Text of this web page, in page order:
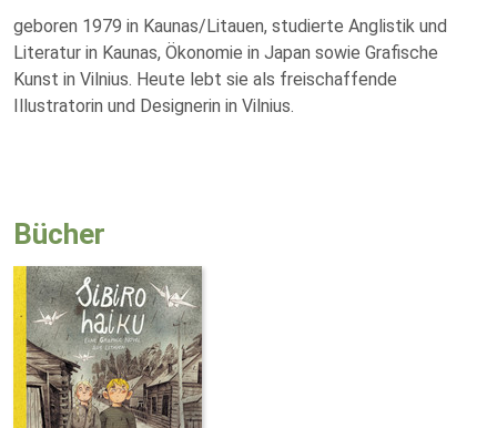
geboren 1979 in Kaunas/Litauen, studierte Anglistik und
Literatur in Kaunas, Ökonomie in Japan sowie Grafische
Kunst in Vilnius. Heute lebt sie als freischaffende
Illustratorin und Designerin in Vilnius.
Bücher